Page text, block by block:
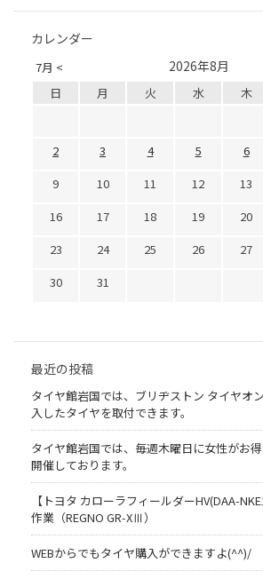
カレンダー
7月 < 2026年8月
日 月 火 水 木
2
3 4 5 6
9
10 11 12 13
16
17 18 19 20
23
24 25 26 27
30
31
最近の投稿
タイヤ館岩国では、ブリヂストン タイヤオ
入したタイヤを取付できます。
タイヤ館岩国では、毎週木曜日に女性がお
開催しております。
【トヨタ カローラフィールダーHV(DAA-
作業（REGNO GR-XⅢ）
WEBからでもタイヤ購入ができますよ(^^)/